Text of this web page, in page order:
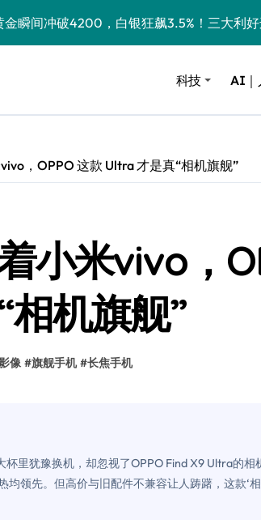
金瞬间冲破4200，白银狂飙3.5%！三大利
Peloton 新车实测：屏幕能转、风扇怼脸，但最
七月大崩盘：裁员3200、卖工作室、网
歌DeepMind创始人辞去CEO，但继续“垂帘
层堆叠、性能翻倍 三星把最新存储技术给
召回X9、合作大众遇冷、高端梦碎：小鹏的“多
Model 3便宜？不，比Model 3有面儿——试驾
11家庭版和专业版，选错真的会后悔
科技 AI｜
，OPPO 这款 Ultra 才是真“相机旗舰”
小米vivo，
相机旗舰”
像 #旗舰手机 #长焦手机
杯里犹豫换机，却忽视了OPPO Find X9 Ultra的
均领先。但高价与旧配件不兼容让人踌躇，这款‘